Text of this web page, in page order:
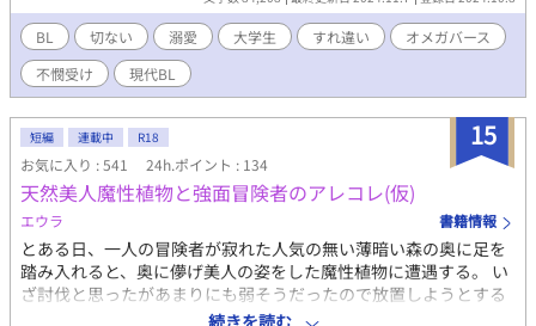
りだった。相手はクラスメイトで特に話した事もない顔の整った
寡黙な青年だった。 時は流れて大学生になったが、僕達は相も変
わらず一緒にいた。番になった際に特に解消する理由がなかった
為放置していたが、ある日自身が病に掛かってしまい事は一変す
る。 死のカウントダウンを知らされ、どうせ死ぬならΩである事
に縛られず自由に生きたいと思うようになり、ようやくこのタイ
ミングで番の解消を提案するが... 運命で結ばれた訳じゃない二人
が、不器用ながらに関係を重ねて少しずつ寄り添っていく溺愛ラ
ブストーリー。 (※) 過激表現のある章に付けています。 *** 攻め
視点 ※当作品がフィクションである事を理解して頂いた上で何で
もOKな方のみ拝読お願いします。 扉絵 YOHJI@yohji_fanart様
(無断転載×)
BL 切ない 溺愛 大学生 すれ違い
オメガバース
不憫受け
現代BL
15
短編 連載中 R18
お気に入り : 541 24h.ポイント : 134
天然美人魔性植物と強面冒険者のアレコレ(仮)
エウラ 書籍情報
とある日、一人の冒険者が寂れた人気の無い薄暗い森の奥に足を
踏み入れると、奥に儚げ美人の姿をした魔性植物に遭遇する。 い
ざ討伐と思ったがあまりにも弱そうだったので放置しようとする
と、魔性植物は一度で良いから栄養(精液)が欲しいという。 のほ
続きを読む